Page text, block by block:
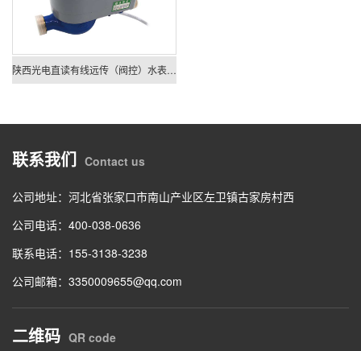
陕西光电直读有线远传（阀控）水表旋翼多流束干式LXSY-15EZ~50EZ
联系我们 Contact us
公司地址：河北省张家口市南山产业区左卫镇古家房村西
公司电话： 400-038-0636
联系电话： 155-3138-3238
公司邮箱：3350009655@qq.com
二维码 QR code